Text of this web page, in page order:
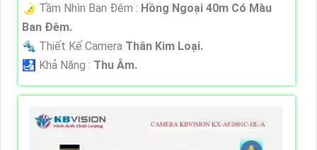
🌛 Tầm Nhìn Ban Đêm : Hồng Ngoại 40m Có Màu
Ban Đêm.
🔩 Thiết Kế Camera Thân Kim Loại.
️🛃 Khả Năng : Thu Âm.